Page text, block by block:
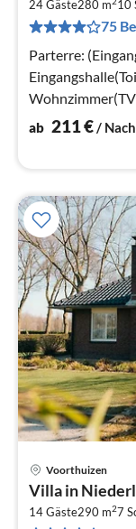
24 Gäste280 m 10
75
Parterre:
Kochherd,
ab 211€/
Voorthuizen
Villa in
14 Gäste290 m27